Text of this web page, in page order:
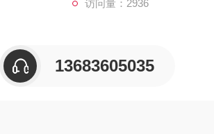
访问量：2936
13683605035